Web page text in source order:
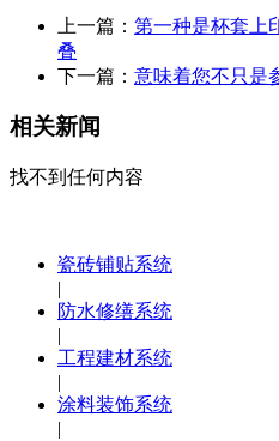
上一篇： 第一种是杯套上
叠
下一篇： 意味着您不只是
相关新闻
找不到任何内容
瓷砖铺贴系统
|
防水修缮系统
|
工程建材系统
|
涂料装饰系统
|